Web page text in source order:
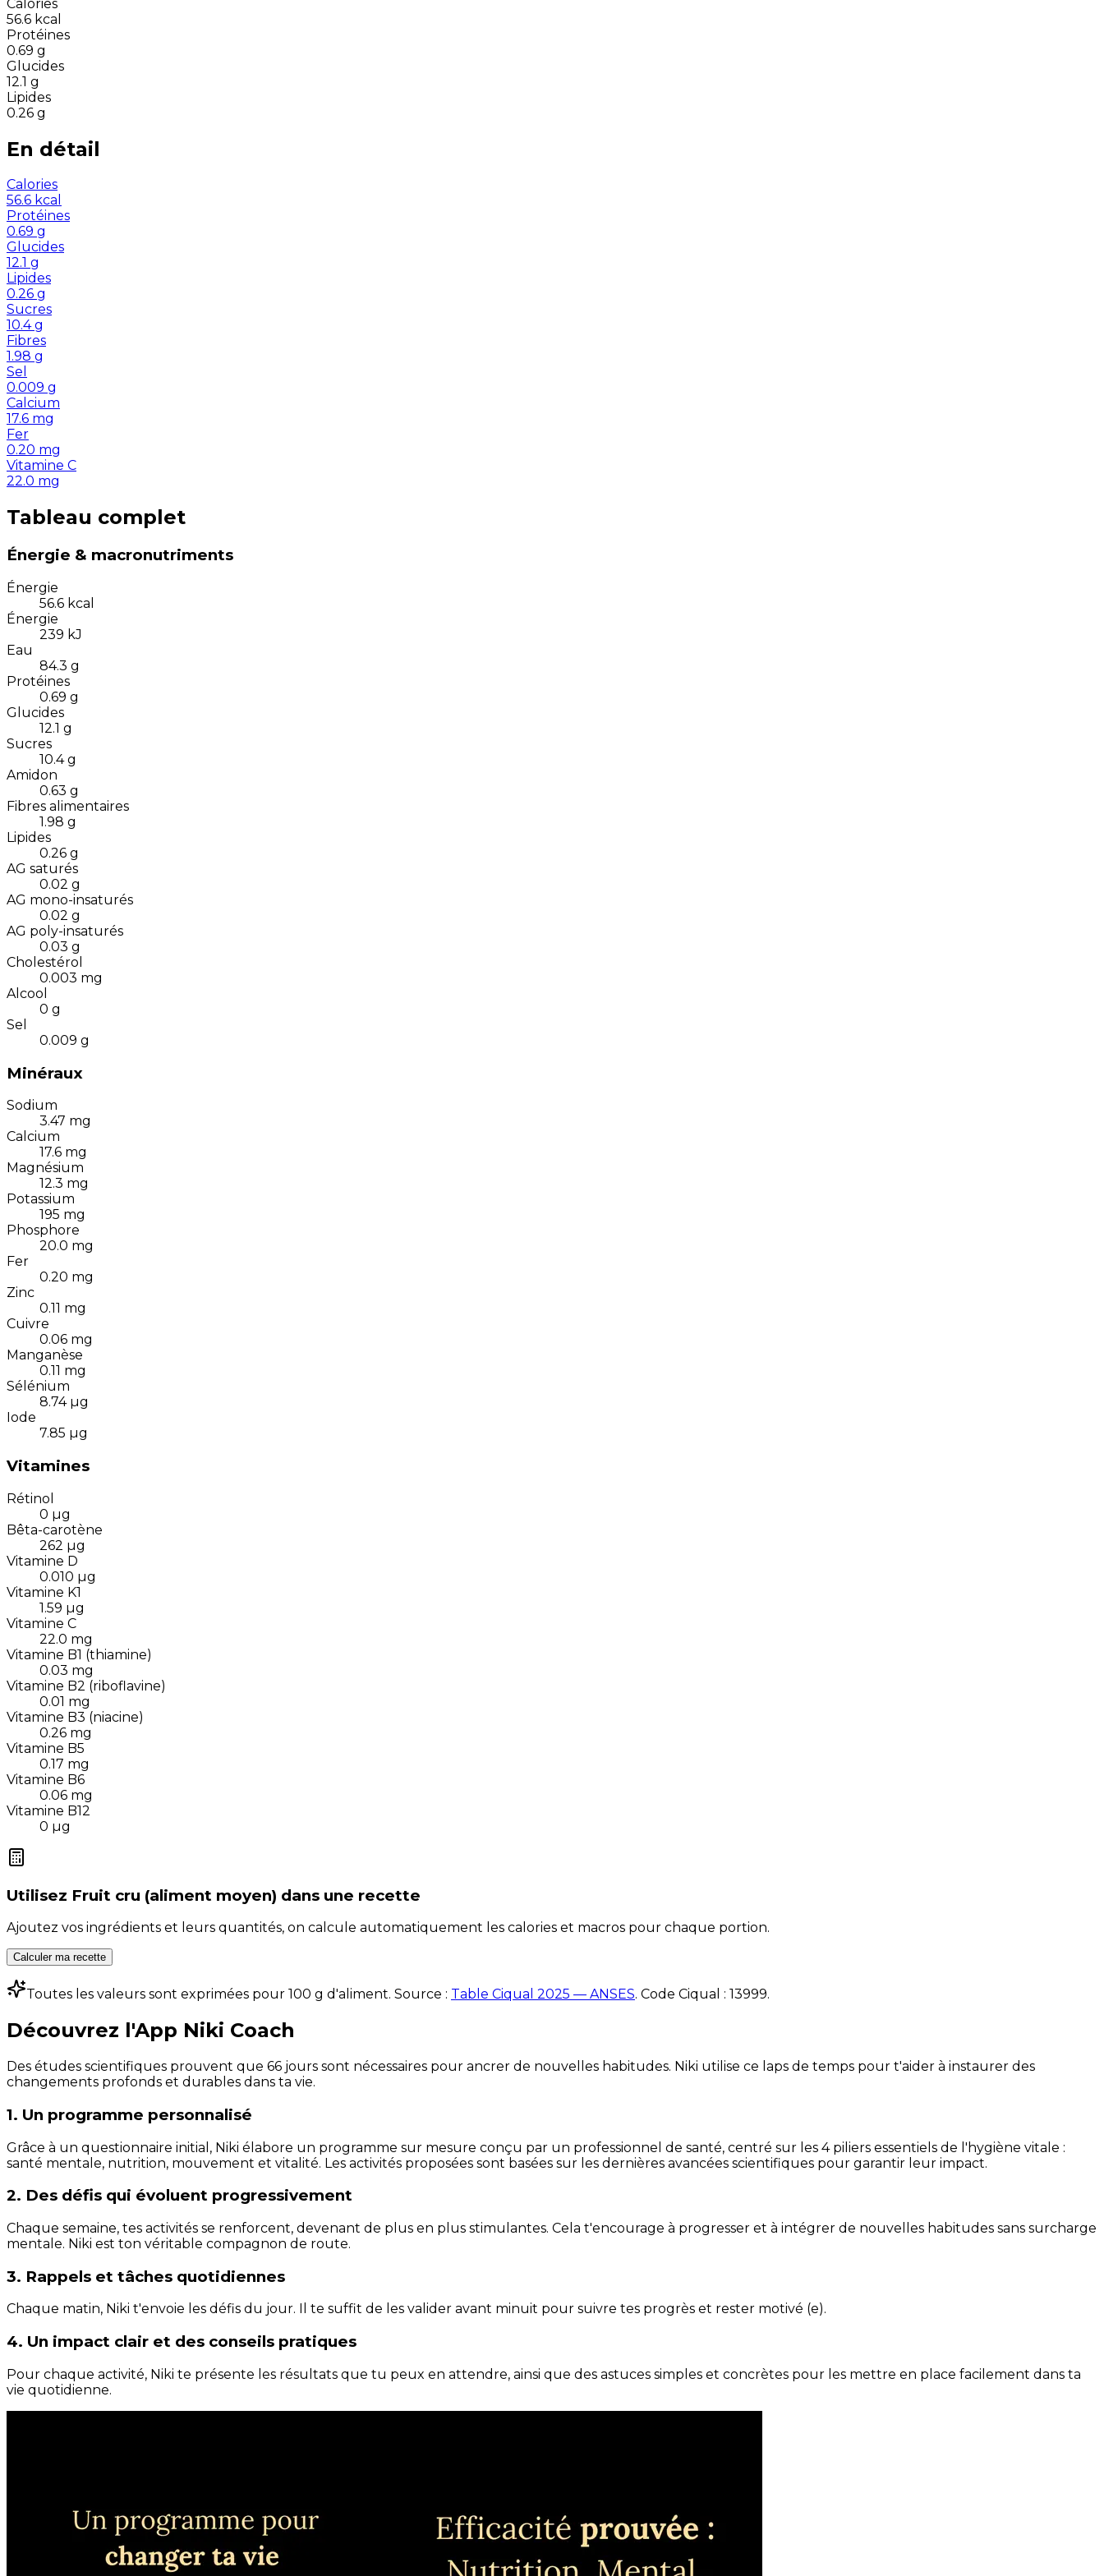
Calories
56.6 kcal
Protéines
0.69 g
Glucides
12.1 g
Lipides
0.26 g
En détail
Calories
56.6 kcal
Protéines
0.69 g
Glucides
12.1 g
Lipides
0.26 g
Sucres
10.4 g
Fibres
1.98 g
Sel
0.009 g
Calcium
17.6 mg
Fer
0.20 mg
Vitamine C
22.0 mg
Tableau complet
Énergie & macronutriments
Énergie
56.6 kcal
Énergie
239 kJ
Eau
84.3 g
Protéines
0.69 g
Glucides
12.1 g
Sucres
10.4 g
Amidon
0.63 g
Fibres alimentaires
1.98 g
Lipides
0.26 g
AG saturés
0.02 g
AG mono-insaturés
0.02 g
AG poly-insaturés
0.03 g
Cholestérol
0.003 mg
Alcool
0 g
Sel
0.009 g
Minéraux
Sodium
3.47 mg
Calcium
17.6 mg
Magnésium
12.3 mg
Potassium
195 mg
Phosphore
20.0 mg
Fer
0.20 mg
Zinc
0.11 mg
Cuivre
0.06 mg
Manganèse
0.11 mg
Sélénium
8.74 µg
Iode
7.85 µg
Vitamines
Rétinol
0 µg
Bêta-carotène
262 µg
Vitamine D
0.010 µg
Vitamine K1
1.59 µg
Vitamine C
22.0 mg
Vitamine B1 (thiamine)
0.03 mg
Vitamine B2 (riboflavine)
0.01 mg
Vitamine B3 (niacine)
0.26 mg
Vitamine B5
0.17 mg
Vitamine B6
0.06 mg
Vitamine B12
0 µg
Utilisez Fruit cru (aliment moyen) dans une recette
Ajoutez vos ingrédients et leurs quantités, on calcule automatiquement les calories et macros pour chaque portion.
Calculer ma recette
Toutes les valeurs sont exprimées pour 100 g d'aliment. Source : Table Ciqual 2025 — ANSES. Code Ciqual : 13999.
Découvrez l'App Niki Coach
Des études scientifiques prouvent que 66 jours sont nécessaires pour ancrer de nouvelles habitudes. Niki utilise ce laps de temps pour t'aider à instaurer des
changements profonds et durables dans ta vie.
1. Un programme personnalisé
Grâce à un questionnaire initial, Niki élabore un programme sur mesure conçu par un professionnel de santé, centré sur les 4 piliers essentiels de l'hygiène vitale :
santé mentale, nutrition, mouvement et vitalité. Les activités proposées sont basées sur les dernières avancées scientifiques pour garantir leur impact.
2. Des défis qui évoluent progressivement
Chaque semaine, tes activités se renforcent, devenant de plus en plus stimulantes. Cela t'encourage à progresser et à intégrer de nouvelles habitudes sans surcharge
mentale. Niki est ton véritable compagnon de route.
3. Rappels et tâches quotidiennes
Chaque matin, Niki t'envoie les défis du jour. Il te suffit de les valider avant minuit pour suivre tes progrès et rester motivé (e).
4. Un impact clair et des conseils pratiques
Pour chaque activité, Niki te présente les résultats que tu peux en attendre, ainsi que des astuces simples et concrètes pour les mettre en place facilement dans ta
vie quotidienne.